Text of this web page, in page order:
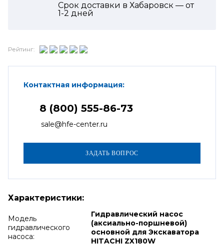
Срок доставки в Хабаровск — от
1-2 дней
Рейтинг:
Контактная информация:
8 (800) 555-86-73
sale@hfe-center.ru
Характеристики:
Модель
гидравлического
насоса:
Гидравлический насос
(аксиально-поршневой)
основной для Экскаватора
HITACHI ZX180W